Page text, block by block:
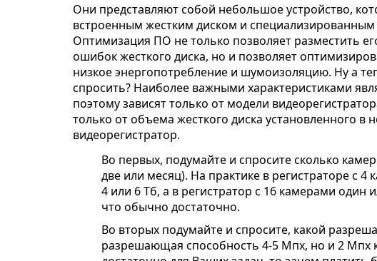
Они представляют собой небольшое устройство,
встроенным жестким диском и
Оптимизация ПО не только позволяет разместить
ошибок жесткого диска, но и позволяет
низкое энергопотребление и шумоизоляцию. Ну а
спросить? Наиболее важными характеристиками
поэтому зависят только от модели
только от объема жесткого диска установленного
видеорегистратор.
Во первых, подумайте и спросите сколько
две или месяц). На практике в регистраторе с
4 или 6 Тб, а в регистратор с 16 камерами один
что обычно достаточно.
Во вторых подумайте и спросите, какой
разрешающая способность 4-5 Мпх, но и 2 Мпх